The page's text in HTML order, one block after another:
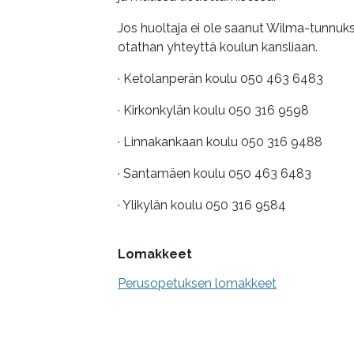
Jos huoltaja ei ole saanut Wilma-
otathan yhteyttä koulun kansliaan.
· Ketolanperän koulu 050 463 6483
· Kirkonkylän koulu 050 316 9598
· Linnakankaan koulu 050 316 9488
· Santamäen koulu 050 463 6483
· Ylikylän koulu 050 316 9584
Lomakkeet
Perusopetuksen lomakkeet